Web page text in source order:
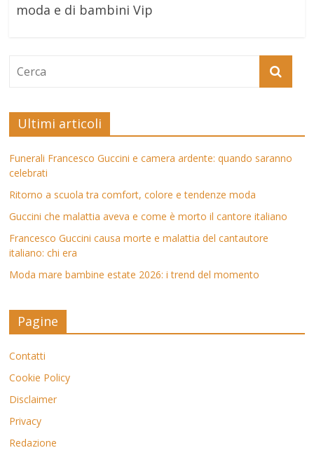
moda e di bambini Vip
Ultimi articoli
Funerali Francesco Guccini e camera ardente: quando saranno
celebrati
Ritorno a scuola tra comfort, colore e tendenze moda
Guccini che malattia aveva e come è morto il cantore italiano
Francesco Guccini causa morte e malattia del cantautore
italiano: chi era
Moda mare bambine estate 2026: i trend del momento
Pagine
Contatti
Cookie Policy
Disclaimer
Privacy
Redazione